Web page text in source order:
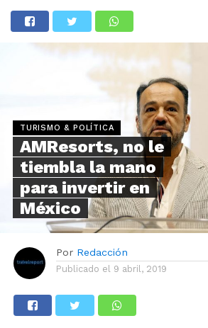
TURISMO & POLÍTICA
AMResorts, no le
tiembla la mano
para invertir en
México
Por Redacción
Publicado el 9 abril, 2019